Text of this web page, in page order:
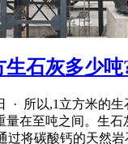
生石灰多少吨
· 所以,1立方米的
量在至吨之间。生石
过将碳酸钙的天然